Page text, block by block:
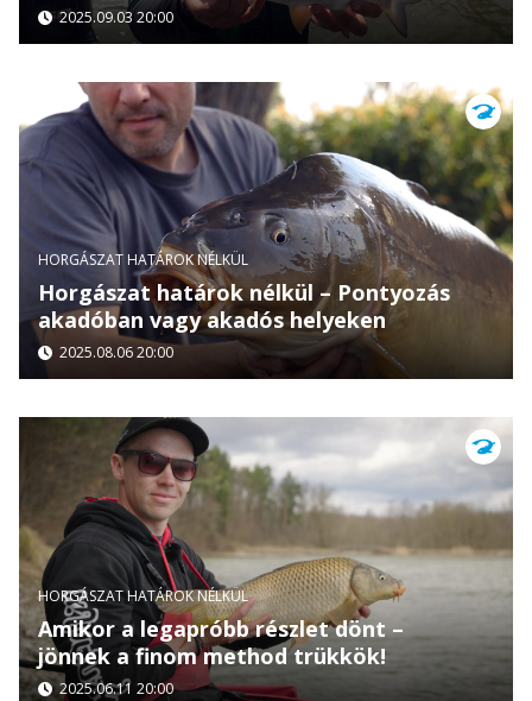
2025.09.03 20:00
HORGÁSZAT HATÁROK NÉLKÜL
Horgászat határok nélkül – Pontyozás
akadóban vagy akadós helyeken
2025.08.06 20:00
HORGÁSZAT HATÁROK NÉLKÜL
Amikor a legapróbb részlet dönt –
jönnek a finom method trükkök!
2025.06.11 20:00